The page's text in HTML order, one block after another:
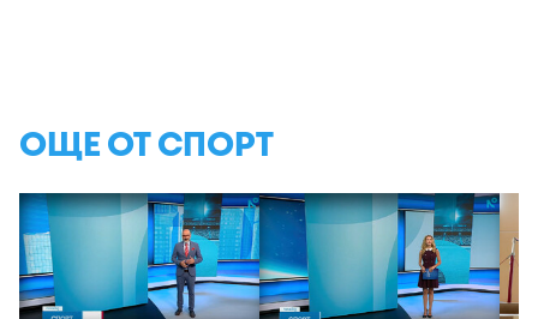
ОЩЕ ОТ СПОРТ